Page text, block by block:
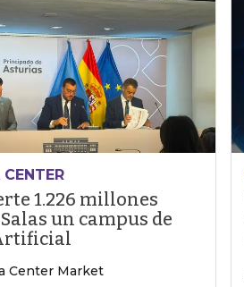
1.226 millones
un campus de
Center Market